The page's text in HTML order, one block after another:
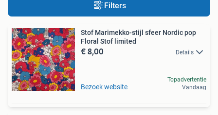
Filters
Stof Marimekko-stijl sfeer Nordic pop
Floral Stof limited
€ 8,00 Details
Bezoek website
Topadvertentie
Vandaag